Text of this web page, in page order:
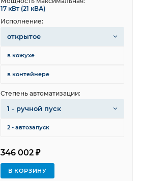
346 002 ₽
В КОРЗИНУ
17 кВт (21 кВА)
Исполнение:
открытое
в кожухе
в контейнере
Степень автоматизации:
1 - ручной пуск
2 - автозапуск